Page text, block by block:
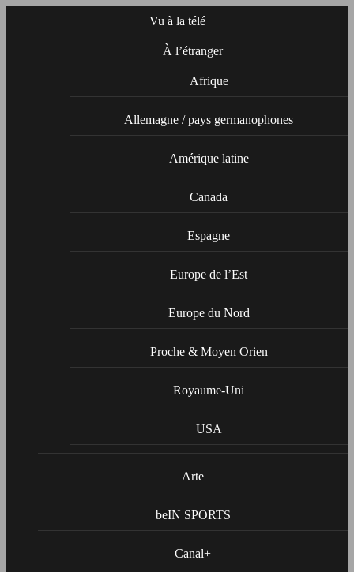
Vu à la télé
À l’étranger
Afrique
Allemagne / pays germanophones
Amérique latine
Canada
Espagne
Europe de l’Est
Europe du Nord
Proche & Moyen Orien
Royaume-Uni
USA
Arte
beIN SPORTS
Canal+